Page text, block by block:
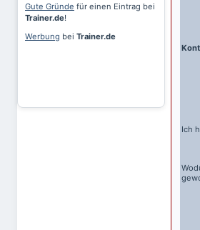
Gute Gründe für einen Eintrag bei
Trainer.de!
Werbung bei Trainer.de
Ich